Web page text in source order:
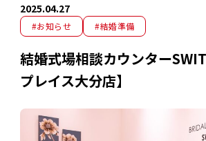
2025.04.27
#お知らせ #結婚準備
結婚式場相談カウンター
プレイス大分店】